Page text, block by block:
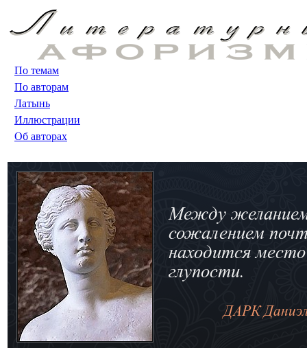
По темам
По авторам
Латынь
Иллюстрации
Об авторах